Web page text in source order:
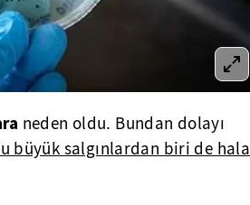
neden oldu. Bundan dolayı
büyük salgınlardan biri de hala